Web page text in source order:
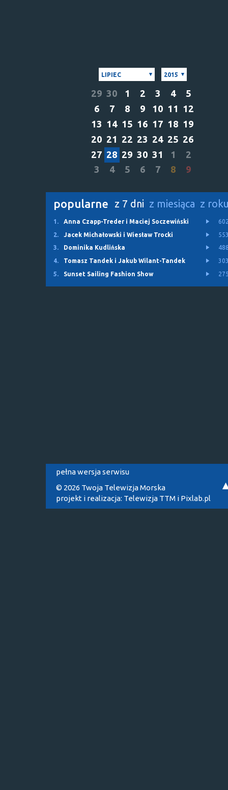
LIPIEC 2015
29 30 1 2 3 4
5
6
7 8 9 10 11 12
13 14 15 16 17 18 19
20 21 22 23 24 25 26
27 28 29 30 31 1
2
3
4 5 6 7 8 9
popularne z 7 dni z miesiąca z
1. Anna Czapp-Treder i Maciej Soczewiński
2.
Jacek Michałowski i Wiesław Trocki
3.
Dominika Kudlińska
4.
Tomasz Tandek i Jakub Wilant-Tandek
5.
Sunset Sailing Fashion Show
pełna wersja serwisu
© 2026 Twoja Telewizja Morska
projekt i realizacja: Telewizja TTM i Pixlab.pl